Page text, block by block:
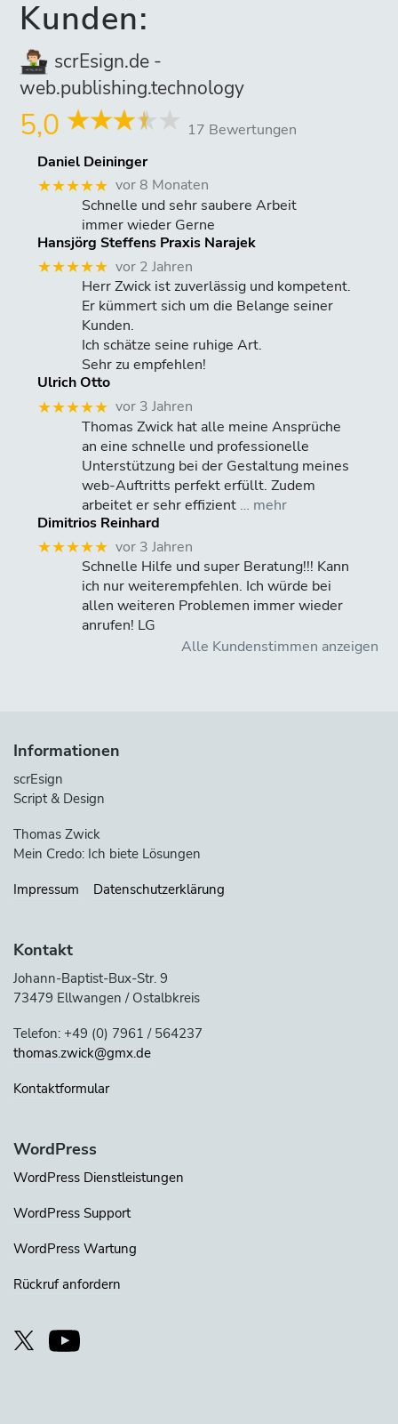
Kunden:
scrEsign.de -
web.publishing.technology
5,0
17 Bewertungen
Daniel Deininger
★★★★★ vor 8 Monaten
Schnelle und sehr saubere Arbeit
immer wieder Gerne
Hansjörg Steffens Praxis Narajek
★★★★★ vor 2 Jahren
Herr Zwick ist zuverlässig und kompetent.
Er kümmert sich um die Belange seiner
Kunden.
Ich schätze seine ruhige Art.
Sehr zu empfehlen!
Ulrich Otto
★★★★★ vor 3 Jahren
Thomas Zwick hat alle meine Ansprüche
an eine schnelle und professionelle
Unterstützung bei der Gestaltung meines
web-Auftritts perfekt erfüllt. Zudem
arbeitet er sehr effizient … mehr
Dimitrios Reinhard
★★★★★ vor 3 Jahren
Schnelle Hilfe und super Beratung!!! Kann
ich nur weiterempfehlen. Ich würde bei
allen weiteren Problemen immer wieder
anrufen! LG
Alle Kundenstimmen anzeigen
Informationen
scrEsign
Script & Design
Thomas Zwick
Mein Credo: Ich biete Lösungen
Impressum
Datenschutzerklärung
Kontakt
Johann-Baptist-Bux-Str. 9
73479 Ellwangen / Ostalbkreis
Telefon: +49 (0) 7961 / 564237
thomas.zwick@gmx.de
Kontaktformular
WordPress
WordPress Dienstleistungen
WordPress Support
WordPress Wartung
Rückruf anfordern